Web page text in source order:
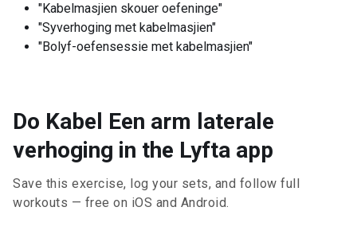
"Kabelmasjien skouer oefeninge"
"Syverhoging met kabelmasjien"
"Bolyf-oefensessie met kabelmasjien"
Do Kabel Een arm laterale
verhoging in the Lyfta app
Save this exercise, log your sets, and follow full
workouts — free on iOS and Android.